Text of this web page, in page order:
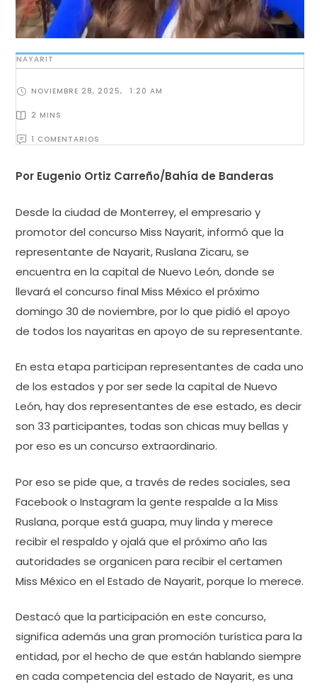
NAYARIT
NOVIEMBRE 28, 2025, 1:20 AM
2 MINS
1 COMENTARIOS
Por Eugenio Ortiz Carreño/Bahía de Banderas
Desde la ciudad de Monterrey, el empresario y
promotor del concurso Miss Nayarit, informó que la
representante de Nayarit, Ruslana Zicaru, se
encuentra en la capital de Nuevo León, donde se
llevará el concurso final Miss México el próximo
domingo 30 de noviembre, por lo que pidió el apoyo
de todos los nayaritas en apoyo de su representante.
En esta etapa participan representantes de cada uno
de los estados y por ser sede la capital de Nuevo
León, hay dos representantes de ese estado, es decir
son 33 participantes, todas son chicas muy bellas y
por eso es un concurso extraordinario.
Por eso se pide que, a través de redes sociales, sea
Facebook o Instagram la gente respalde a la Miss
Ruslana, porque está guapa, muy linda y merece
recibir el respaldo y ojalá que el próximo año las
autoridades se organicen para recibir el certamen
Miss México en el Estado de Nayarit, porque lo merece.
Destacó que la participación en este concurso,
significa además una gran promoción turística para la
entidad, por el hecho de que están hablando siempre
en cada competencia del estado de Nayarit, es una